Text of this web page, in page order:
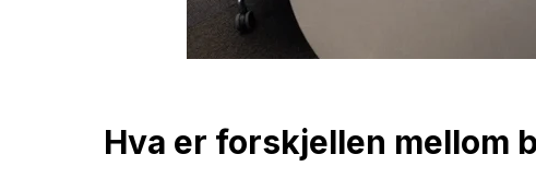
Hva er forskjellen mellom